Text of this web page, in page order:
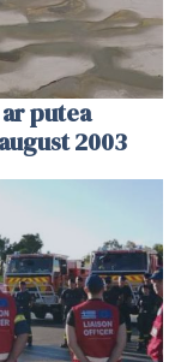
putea
2003